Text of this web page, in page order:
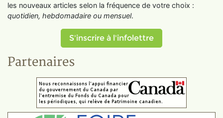
les nouveaux articles selon la fréquence de votre choix :
quotidien, hebdomadaire ou mensuel.
S'inscrire à l'infolettre
Partenaires